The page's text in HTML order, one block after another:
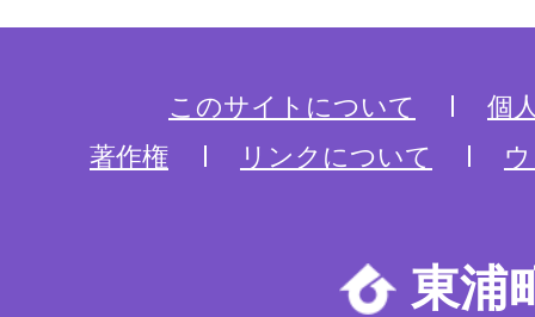
このサイトについて
個
著作権
リンクについて
東浦